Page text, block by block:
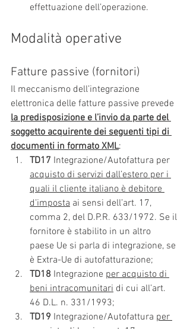
effettuazione dell’operazione.
Modalità operative
Fatture passive (fornitori)
Il meccanismo dell’integrazione
elettronica delle fatture passive prevede
la predisposizione e l’invio da parte del
soggetto acquirente dei seguenti tipi di
documenti in formato XML:
TD17 Integrazione/Autofattura per
acquisto di servizi dall’estero per i
quali il cliente italiano è debitore
d’imposta ai sensi dell’art. 17,
comma 2, del D.P.R. 633/1972. Se il
fornitore è stabilito in un altro
paese Ue si parla di integrazione, se
è Extra-Ue di autofatturazione;
TD18 Integrazione per acquisto di
beni intracomunitari di cui all’art.
46 D.L. n. 331/1993;
TD19 Integrazione/Autofattura per